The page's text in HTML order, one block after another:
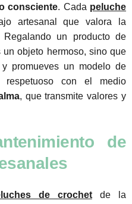
consciente. Cada peluche
artesanal que valora la
un producto de
objeto hermoso, sino que
promueves un modelo de
respetuoso con el medio
, que transmite valores y
de
de crochetde la